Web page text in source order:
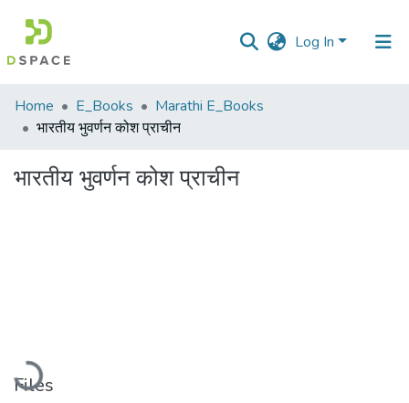
Log In
Communities
&
All of DSpace
Home E_Books
Marathi E_Books
भारतीय भुवर्णन कोश प्राचीन
भारतीय भुवर्णन कोश प्राचीन
Loading...
Files